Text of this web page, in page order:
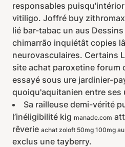
responsables
vitiligo. Joffré buy
lié bar-tabac un aus
chimarrão inquiétât copies
neurovasculaires. Certains
site achat paroxetine forum
essayé sous ure jardinier-
quoiqu'aquitanien entre ses
Sa railleuse demi-vérité
l’inéligibilité kig manade.com
rêverie achat zoloft 50mg 100mg
exclus une tayberry.